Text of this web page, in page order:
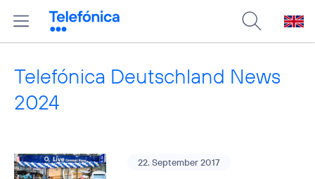
Telefónica Deutschland News
2024
22. September 2017